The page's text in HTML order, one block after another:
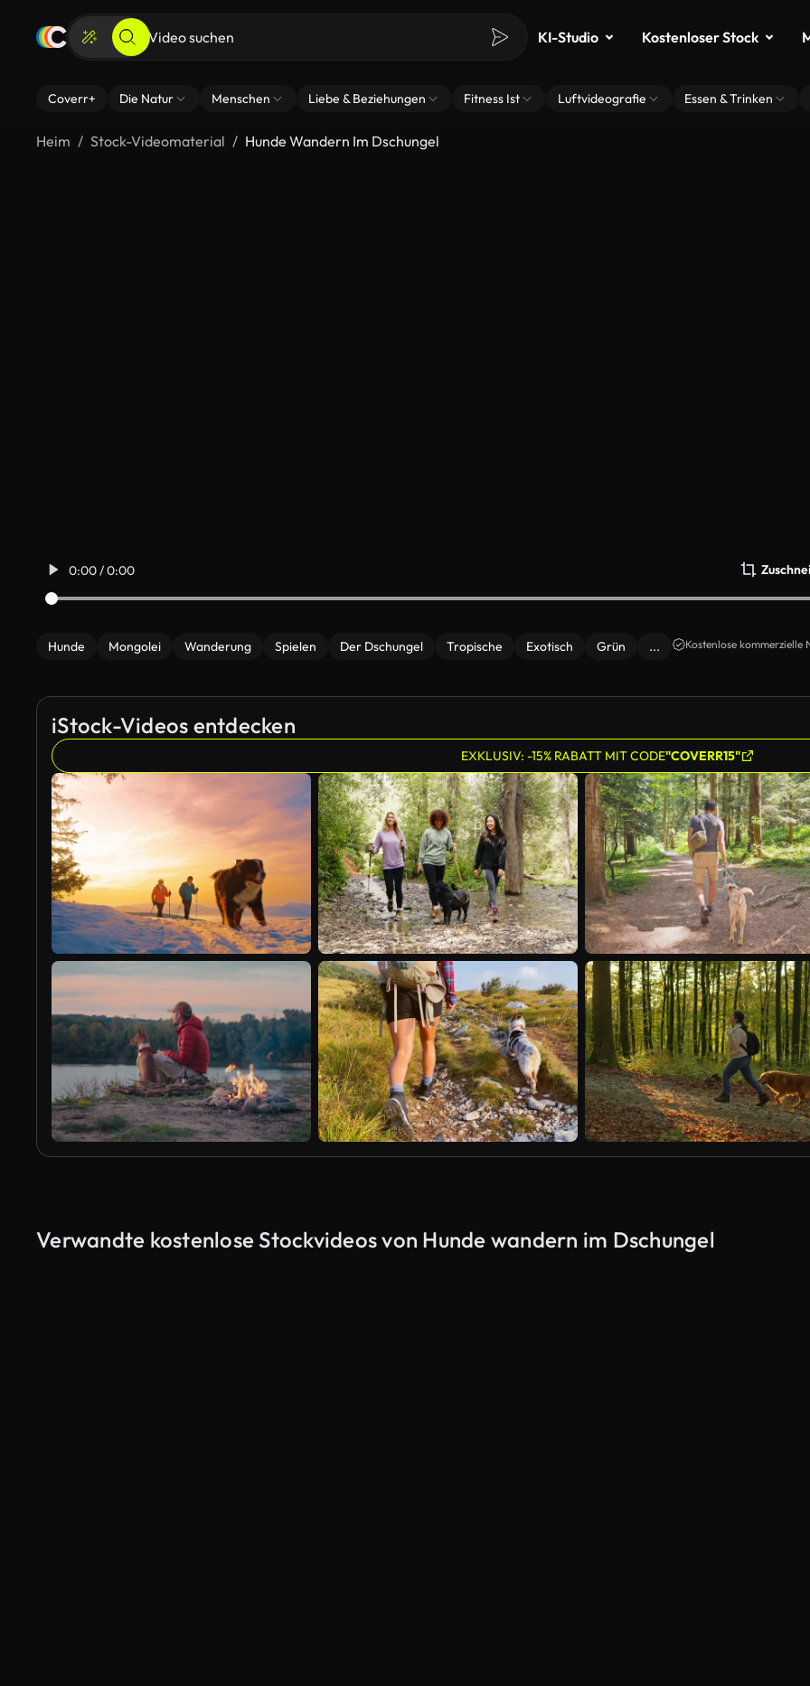
KI-Studio Kostenloser Stock
Coverr+ Die Natur Menschen Liebe & Beziehungen Fitness Ist Luftvideografie Essen & Trinken
Heim Stock-Videomaterial Hunde Wandern Im Dschungel
0:00 / 0:00
Hunde Mongolei Wanderung Spielen Der Dschungel Tropische Exotisch Grün ... Kostenlose kommerzielle
iStock-Videos entdecken
EXKLUSIV: -15% RABATT MIT CODE"COVERR15"
Verwandte kostenlose Stockvideos von Hunde wandern im Dschungel